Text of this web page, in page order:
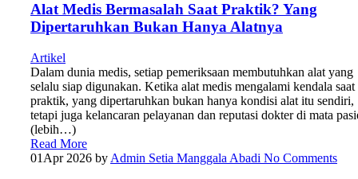
Alat Medis Bermasalah Saat Praktik? Yang
Dipertaruhkan Bukan Hanya Alatnya
Artikel
Dalam dunia medis, setiap pemeriksaan membutuhkan alat yang
selalu siap digunakan. Ketika alat medis mengalami kendala saat
praktik, yang dipertaruhkan bukan hanya kondisi alat itu sendiri,
tetapi juga kelancaran pelayanan dan reputasi dokter di mata
(lebih…)
Read More
01 Apr 2026 by Admin Setia Manggala Abadi No Comments